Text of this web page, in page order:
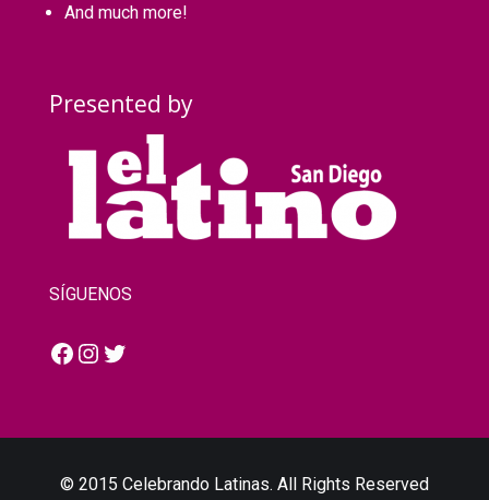
And much more!
Presented by
SÍGUENOS
Facebook
Instagram
Twitter
© 2015 Celebrando Latinas. All Rights Reserved